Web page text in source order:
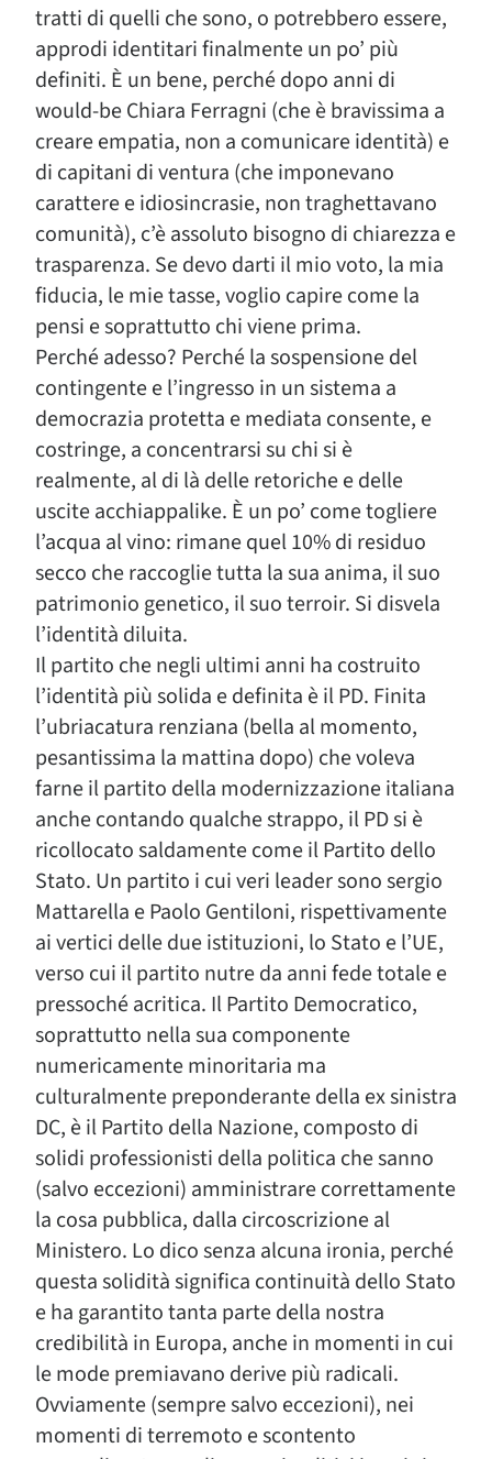
tratti di quelli che sono, o potrebbero essere,
approdi identitari finalmente un po’ più
definiti. È un bene, perché dopo anni di
would-be Chiara Ferragni (che è bravissima a
creare empatia, non a comunicare identità) e
di capitani di ventura (che imponevano
carattere e idiosincrasie, non traghettavano
comunità), c’è assoluto bisogno di chiarezza e
trasparenza. Se devo darti il mio voto, la mia
fiducia, le mie tasse, voglio capire come la
pensi e soprattutto chi viene prima.
Perché adesso? Perché la sospensione del
contingente e l’ingresso in un sistema a
democrazia protetta e mediata consente, e
costringe, a concentrarsi su chi si è
realmente, al di là delle retoriche e delle
uscite acchiappalike. È un po’ come togliere
l’acqua al vino: rimane quel 10% di residuo
secco che raccoglie tutta la sua anima, il suo
patrimonio genetico, il suo terroir. Si disvela
l’identità diluita.
Il partito che negli ultimi anni ha costruito
l’identità più solida e definita è il PD. Finita
l’ubriacatura renziana (bella al momento,
pesantissima la mattina dopo) che voleva
farne il partito della modernizzazione italiana
anche contando qualche strappo, il PD si è
ricollocato saldamente come il Partito dello
Stato. Un partito i cui veri leader sono sergio
Mattarella e Paolo Gentiloni, rispettivamente
ai vertici delle due istituzioni, lo Stato e l’UE,
verso cui il partito nutre da anni fede totale e
pressoché acritica. Il Partito Democratico,
soprattutto nella sua componente
numericamente minoritaria ma
culturalmente preponderante della ex sinistra
DC, è il Partito della Nazione, composto di
solidi professionisti della politica che sanno
(salvo eccezioni) amministrare correttamente
la cosa pubblica, dalla circoscrizione al
Ministero. Lo dico senza alcuna ironia, perché
questa solidità significa continuità dello Stato
e ha garantito tanta parte della nostra
credibilità in Europa, anche in momenti in cui
le mode premiavano derive più radicali.
Ovviamente (sempre salvo eccezioni), nei
momenti di terremoto e scontento